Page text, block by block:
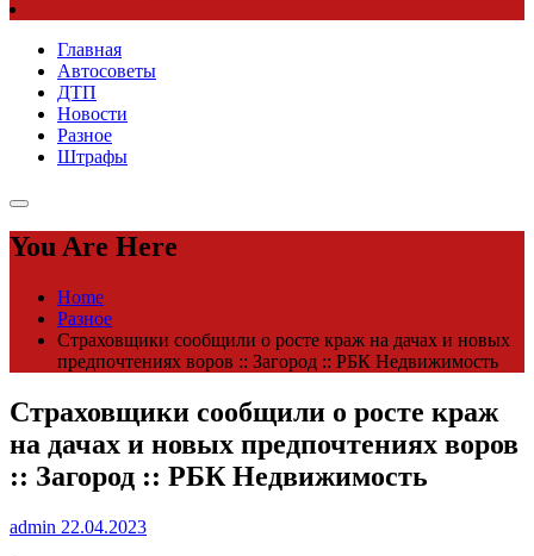
Главная
Автосоветы
ДТП
Новости
Разное
Штрафы
You Are Here
Home
Разное
Страховщики сообщили о росте краж на дачах и новых
предпочтениях воров :: Загород :: РБК Недвижимость
Страховщики сообщили о росте краж
на дачах и новых предпочтениях воров
:: Загород :: РБК Недвижимость
admin 22.04.2023